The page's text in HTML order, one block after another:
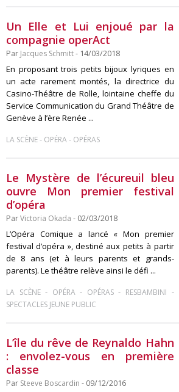
Un Elle et Lui enjoué par la
compagnie operAct
Par Jacques Schmitt- 14/03/2018
En proposant trois petits bijoux lyriques en
un acte rarement montés, la directrice du
Casino-Théâtre de Rolle, lointaine cheffe du
Service Communication du Grand Théâtre de
Genève à l’ère Renée ...
LA SCÈNE- OPÉRA- OPÉRAS
Le Mystère de l’écureuil bleu
ouvre Mon premier festival
d’opéra
ParVictoria Okada - 02/03/2018
L’Opéra Comique a lancé « Mon premier
festival d’opéra », destiné aux petits à partir
de 8 ans (et à leurs parents et grands-
parents). Le théâtre relève ainsi le défi ...
LA SCÈNE- OPÉRA- OPÉRAS- RESBAMBINI -
SPECTACLES JEUNE PUBLIC
L’île du rêve de Reynaldo Hahn
: envolez-vous en première
classe
Par Steeve Boscardin - 09/12/2016